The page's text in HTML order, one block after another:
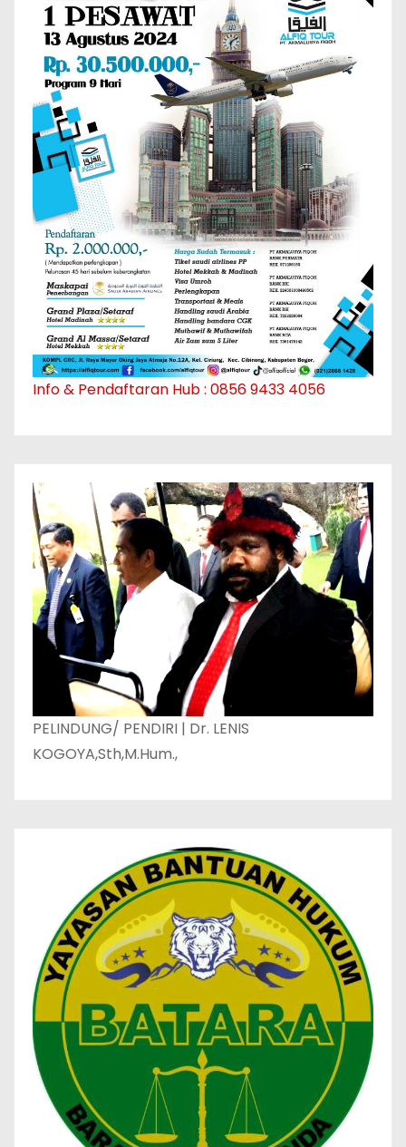
Info & Pendaftaran Hub : 0856 9433 4056
PELINDUNG/ PENDIRI | Dr. LENIS
KOGOYA,Sth,M.Hum.,